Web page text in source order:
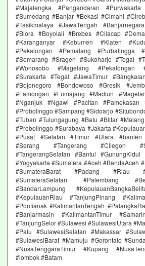
#Majalengka #Pangandaran
#Sumedang #Banjar #Bekasi #Cimahi
#Tasikmalaya #JawaTengah
#Blora #Boyolali #Brebes #Cilacap
#Karanganyar #Kebumen #Klaten
#Pekalongan #Pemalang #Purbalingga
#Semarang #Sragen #Sukoharjo #Tegal
#Wonosobo #Magelang #Pekalongan
#Surakarta #Tegal #JawaTimur
#Bojonegoro #Bondowoso #Gresik
#Lamongan #Lumajang #Madiun
#Nganjuk #Ngawi #Pacitan #Pamekasan
#Probolinggo #Sampang #Sidoarjo
#Tuban #Tulungagung #Batu #Blitar
#Probolinggo #Surabaya #Jakarta
#Pusat #Selatan #Timur #Utara #banten
#Serang #Tangerang #Cilegon
#TangerangSelatan #Bantul #GunungKidul
#Yogyakarta #Sumatera #Aceh #BandaAceh
#SumateraBarat #Padang #Riau
#SumateraSelatan #Palembang
#BandarLampung
#KepulauanRiau #TanjungPinang
#Pontianak #KalimantanTengah
#Banjarmasin #KalimantanTimur
#TanjungSelor #Sulawesi #SulawesiUtara
#Palu #SulawesiSelatan #Makassar
#SulawesiBarat #Mamuju #Gorontalo
#NusaTenggaraTimur #Kupang
#lombok #Batam